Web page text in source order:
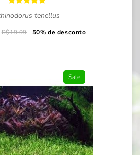
tenellus
R$19,99 50% de desconto
Sale